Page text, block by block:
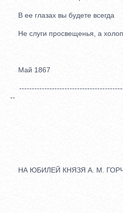
В ее глазах вы будете всегда
Не слуги просвещенья, а
Май 1867
--
НА ЮБИЛЕЙ КНЯЗЯ А. М.